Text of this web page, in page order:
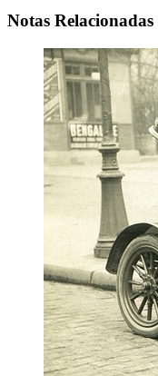
Notas Relacionadas